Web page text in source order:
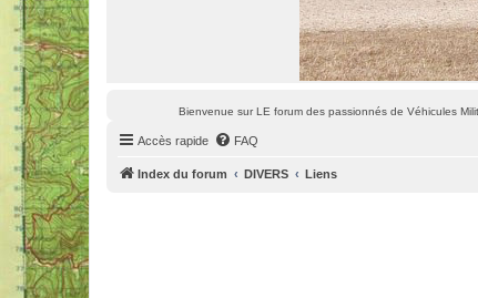
Bienvenue sur LE forum des passionnés de Véhicules
Accès rapide FAQ
Index du forum DIVERS Liens